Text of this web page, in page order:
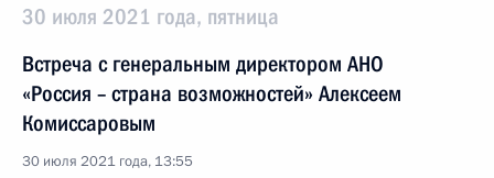
30 июля 2021 года, пятница
Встреча с генеральным директором АНО
«Россия – страна возможностей» Алексеем
Комиссаровым
30 июля 2021 года, 13:55